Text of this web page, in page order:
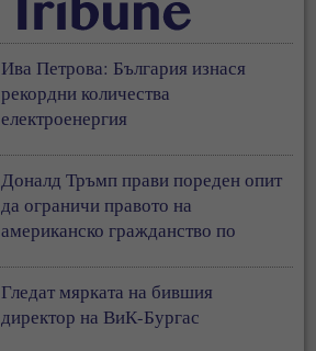
Ива Петрова: България изнася
рекордни количества
електроенергия
Доналд Тръмп прави пореден опит
да ограничи правото на
американско гражданство по
Гледат мярката на бившия
директор на ВиК-Бургас